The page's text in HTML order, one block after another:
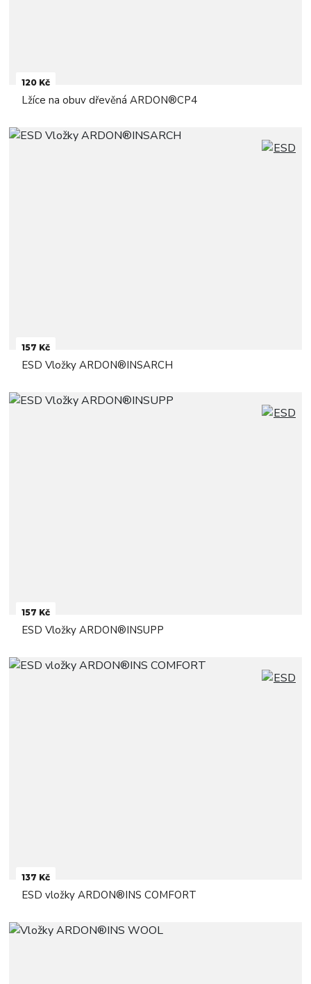
120 Kč
Lžíce na obuv dřevěná ARDON®CP4
157 Kč
ESD Vložky ARDON®INSARCH
157 Kč
ESD Vložky ARDON®INSUPP
137 Kč
ESD vložky ARDON®INS COMFORT